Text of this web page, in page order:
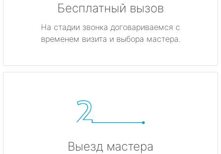
Бесплатный вызов
На стадии звонка договариваемся с
временем визита и выбора мастера.
Выезд мастера